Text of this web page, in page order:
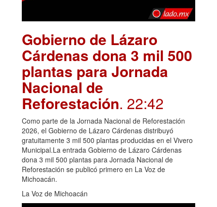
Gobierno de Lázaro
Cárdenas dona 3 mil 500
plantas para Jornada
Nacional de
Reforestación. 22:42
Como parte de la Jornada Nacional de Reforestación
2026, el Gobierno de Lázaro Cárdenas distribuyó
gratuitamente 3 mil 500 plantas producidas en el Vivero
Municipal.La entrada Gobierno de Lázaro Cárdenas
dona 3 mil 500 plantas para Jornada Nacional de
Reforestación se publicó primero en La Voz de
Michoacán.
La Voz de Michoacán